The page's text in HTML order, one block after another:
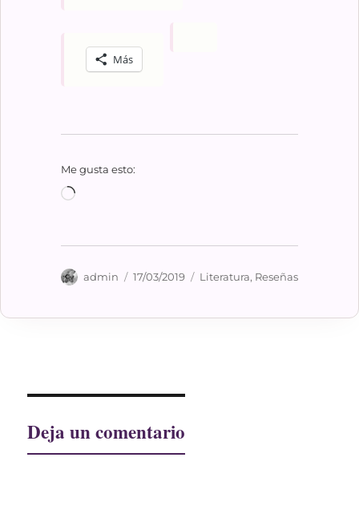
Más
Me gusta esto:
Cargando...
Autor
admin
Publicado
17/03/2019 Categorías
Literatura, Reseñas
Deja un comentario